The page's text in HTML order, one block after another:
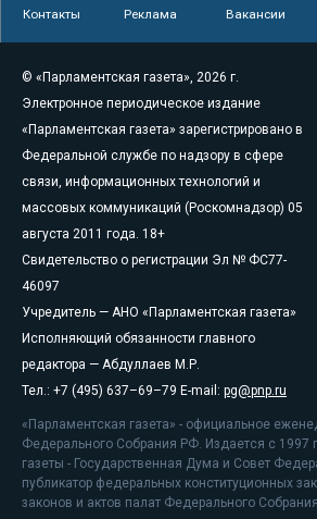
Контакты Реклама Вакансии
© «Парламентская газета», 2026 г.
Электронное периодическое издание
«Парламентская газета» зарегистрировано в
Федеральной службе по надзору в сфере
связи, информационных технологий и
массовых коммуникаций (Роскомнадзор) 05
августа 2011 года. 18+
Свидетельство о регистрации Эл № ФС77-
46097
Учредитель — АНО «Парламентская газета»
Исполняющий обязанности главного
редактора — Абдуллаев М.Р.
Тел.: +7 (495) 637–69–79 E-mail: pg@pnp.ru
«Парламентская газета» - официальное
Федерального Собрания РФ. Издается с 1997
газеты - Государственная Дума и Совет
публикатор федеральных конституционных
законов и актов палат Федерального